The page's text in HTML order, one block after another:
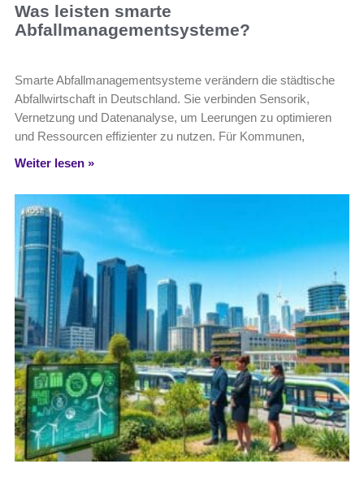
Was leisten smarte
Abfallmanagementsysteme?
Smarte Abfallmanagementsysteme verändern die städtische
Abfallwirtschaft in Deutschland. Sie verbinden Sensorik,
Vernetzung und Datenanalyse, um Leerungen zu optimieren
und Ressourcen effizienter zu nutzen. Für Kommunen,
Weiter lesen »